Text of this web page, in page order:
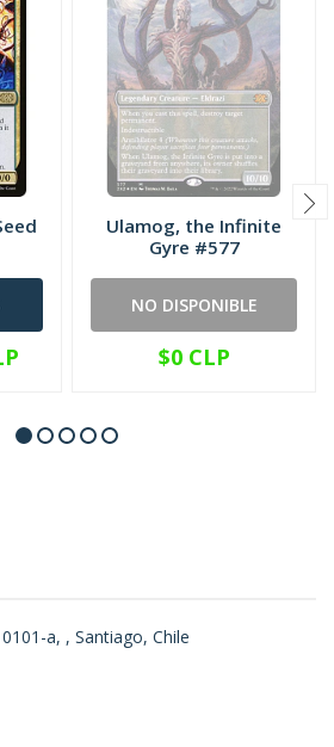
Ulamog, the Infinite
Gyre #577
NO DISPONIBLE
$0 CLP
a, , Santiago, Chile